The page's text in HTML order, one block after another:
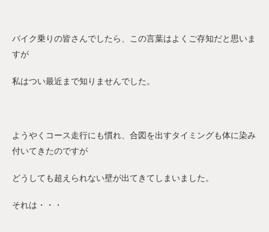
バイク乗りの皆さんでしたら、この言葉はよくご存知だと思いま
すが
私はつい最近まで知りませんでした。
ようやくコース走行にも慣れ、合図を出すタイミングも体に染み
付いてきたのですが
どうしても超えられない壁が出てきてしまいました。
それは・・・